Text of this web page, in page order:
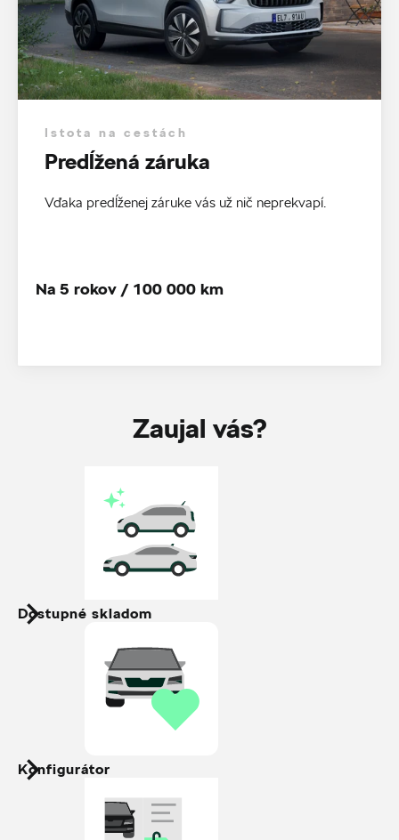
Istota na cestách
Predĺžená záruka
Vďaka predĺženej záruke vás už nič neprekvapí.
Na 5 rokov / 100 000 km
Zaujal vás?
Dostupné skladom
Konfigurátor